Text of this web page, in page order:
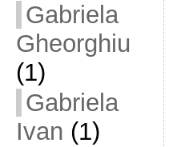
Gabriela
Gheorghiu
(1)
Gabriela
Ivan (1)